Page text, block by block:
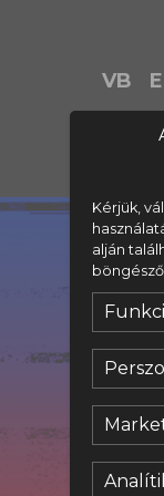
Kérjük,
alján
VB